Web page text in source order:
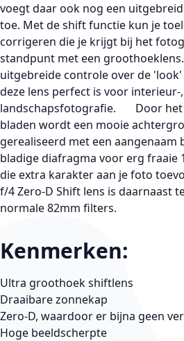
voegt daar ook nog een
toe. Met de shift functie kun je
corrigeren die je krijgt bij het
standpunt met een
uitgebreide controle over de
deze lens perfect is voor
landschapsfotografie. Door het
bladen wordt een mooie
gerealiseerd met een aangenaam
bladige diafragma voor erg fraaie
die extra karakter aan je foto
f/4 Zero-D Shift lens is daarnaast
normale 82mm filters.
Kenmerken:
Ultra groothoek shiftlens
Draaibare zonnekap
Zero-D, waardoor er bijna geen
Hoge beeldscherpte